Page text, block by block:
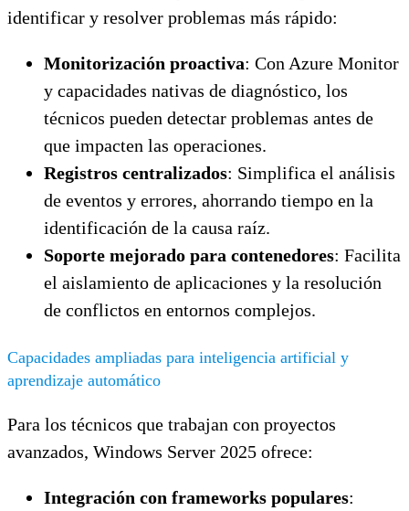
identificar y resolver problemas más rápido:
Monitorización proactiva: Con Azure Monitor
y capacidades nativas de diagnóstico, los
técnicos pueden detectar problemas antes de
que impacten las operaciones.
Registros centralizados: Simplifica el análisis
de eventos y errores, ahorrando tiempo en la
identificación de la causa raíz.
Soporte mejorado para contenedores: Facilita
el aislamiento de aplicaciones y la resolución
de conflictos en entornos complejos.
Capacidades ampliadas para inteligencia artificial y
aprendizaje automático
Para los técnicos que trabajan con proyectos
avanzados, Windows Server 2025 ofrece:
Integración con frameworks populares: